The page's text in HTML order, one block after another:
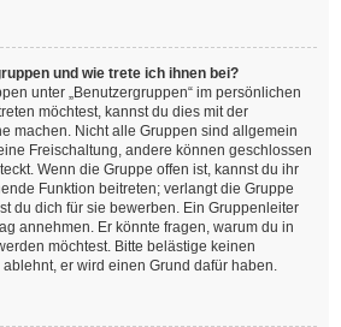
und wie trete ich ihnen bei?
unter „Benutzergruppen“ im persönlichen
möchtest, kannst du dies mit der
machen. Nicht alle Gruppen sind allgemein
Freischaltung, andere können geschlossen
Wenn die Gruppe offen ist, kannst du ihr
Funktion beitreten; verlangt die Gruppe
du dich für sie bewerben. Ein Gruppenleiter
annehmen. Er könnte fragen, warum du in
möchtest. Bitte belästige keinen
er wird einen Grund dafür haben.